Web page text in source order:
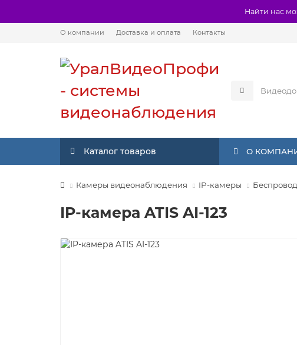
Найти нас
О компании Доставка и оплата Контакты
Каталог товаров О
Камеры видеонаблюдения IP-камеры
IP-камера ATIS AI-123